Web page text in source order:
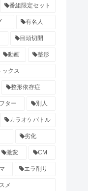
番組限定セット
有名人
目頭切開
動画 整形
ックス
整形依存症
ター 別人
カラオケバトル
劣化
激変 CM
エラ削り
メ